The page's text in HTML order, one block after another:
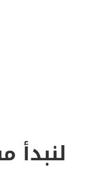
لنبدأ